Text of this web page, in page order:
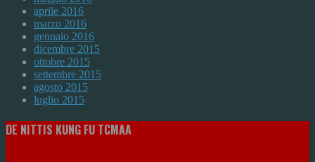
aprile 2016
marzo 2016
gennaio 2016
dicembre 2015
ottobre 2015
settembre 2015
agosto 2015
luglio 2015
DE NITTIS KUNG FU TCMAA